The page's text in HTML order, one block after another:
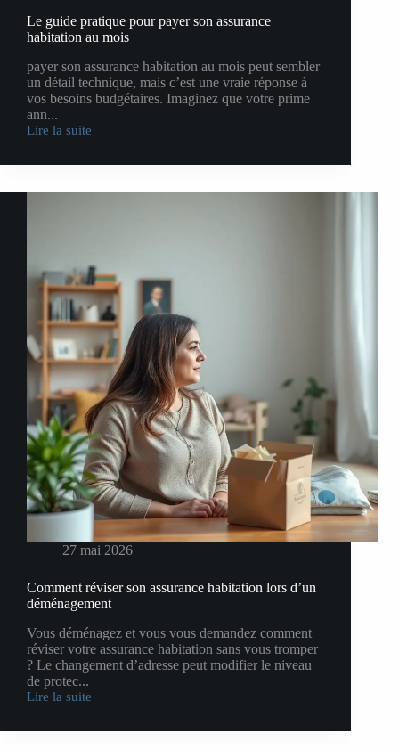
Le guide pratique pour payer son assurance
habitation au mois
payer son assurance habitation au mois peut sembler
un détail technique, mais c’est une vraie réponse à
vos besoins budgétaires. Imaginez que votre prime
ann...
Lire la suite
Le
pratique
mois
27 mai 2026
Comment réviser son assurance habitation lors d’un
déménagement
Vous déménagez et vous vous demandez comment
réviser votre assurance habitation sans vous tromper
? Le changement d’adresse peut modifier le niveau
de protec...
Lire la suite
Comment
son